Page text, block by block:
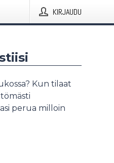
KIRJAUDU
Kun tilaat
perua milloin